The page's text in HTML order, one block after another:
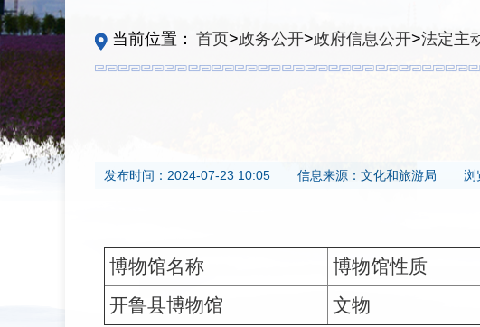
当前位置： 首页>政务公开>政府信息公开>法定主
发布时间： 2024-07-23 10:05 信息来源： 文化和旅游局 浏
博物馆名称
博物馆性质
开鲁县博物馆
文物